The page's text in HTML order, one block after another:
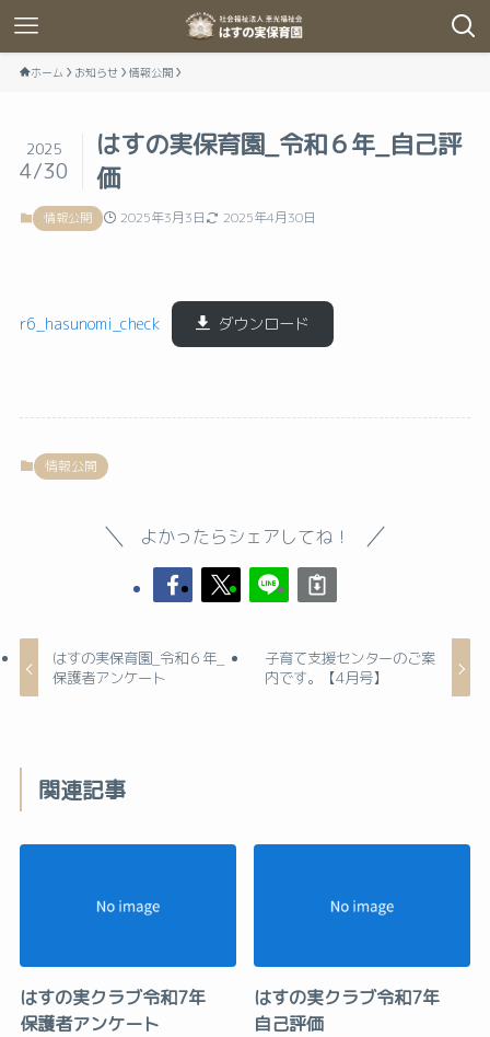
ホーム お知らせ 情報公開
はすの実保育園_令和６年_自己評
価
2025
4/30
情報公開 2025年3月3日 2025年4月30日
r6_hasunomi_check ダウンロード
情報公開
よかったらシェアしてね！
はすの実保育園_令和６年_
保護者アンケート
子育て支援センターのご案
内です。【4月号】
関連記事
はすの実クラブ令和7年
保護者アンケート
はすの実クラブ令和7年
自己評価